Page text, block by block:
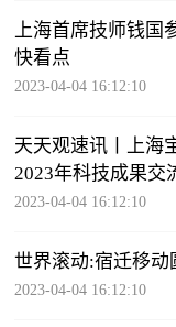
上海首席技师钱国
快看点
2023-04-04 16:12:10
天天观速讯丨上海
2023年科技成果交
2023-04-04 16:12:10
世界滚动:宿迁移
2023-04-04 16:12:10